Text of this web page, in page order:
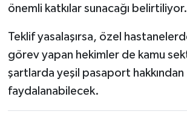
önemli katkılar sunacağı belirtiliyor.
Teklif yasalaşırsa, özel
görev yapan hekimler de kamu
şartlarda yeşil pasaport hakkından
faydalanabilecek.